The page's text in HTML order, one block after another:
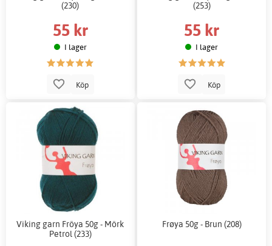
(230)
55 kr
I lager
Köp
(253)
55 kr
I lager
Köp
Viking garn Fröya 50g - Mörk
Petrol (233)
Frøya 50g - Brun (208)